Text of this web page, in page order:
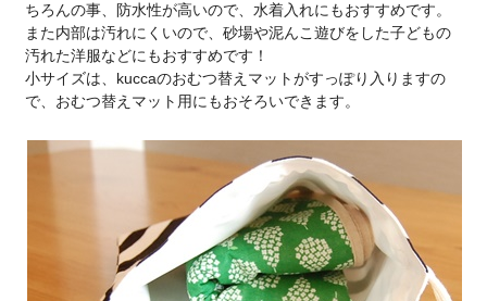
ちろんの事、防水性が高いので、水着入れにもおすすめです。
また内部は汚れにくいので、砂場や泥んこ遊びをした子どもの
汚れた洋服などにもおすすめです！
小サイズは、kuccaのおむつ替えマットがすっぽり入りますの
で、おむつ替えマット用にもおそろいできます。